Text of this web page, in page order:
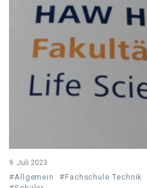
9. Juli 2023
#Allgemein #Fachschule Technik